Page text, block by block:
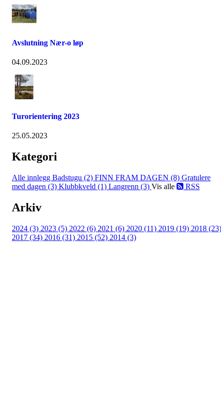
Avslutning Nær-o løp
04.09.2023
Turorientering 2023
25.05.2023
Kategori
Alle innlegg Badstugu (2) FINN FRAM DAGEN (8) Gratulere
med dagen (3) Klubbkveld (1) Langrenn (3) Vis alle RSS
Arkiv
2024 (3) 2023 (5) 2022 (6) 2021 (6) 2020 (11) 2019 (19) 2018 (23)
2017 (34) 2016 (31) 2015 (52) 2014 (3)